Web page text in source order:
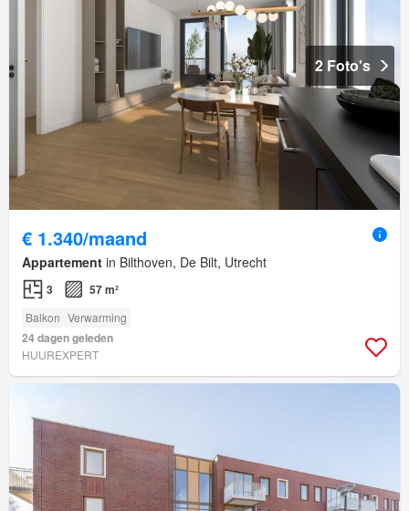
2 Foto's
€ 1.340/maand
Appartement in Bilthoven, De Bilt, Utrecht
3 57 m²
Balkon Verwarming
24 dagen geleden
HUUREXPERT